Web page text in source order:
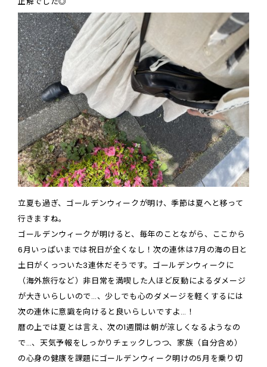
立夏も過ぎ、ゴールデンウィークが明け、季節は夏へと移って
行きますね。
ゴールデンウィークが明けると、毎年のことながら、ここから
6月いっぱいまでは祝日が全くなし！次の連休は7月の海の日と
土日がくっついた3連休だそうです。ゴールデンウィークに
（海外旅行など）非日常を満喫した人ほど反動によるダメージ
が大きいらしいので…、少しでも心のダメージを軽くするには
次の連休に意識を向けると良いらしいですよ…！
暦の上では夏とは言え、次の1週間は朝が涼しくなるようなの
で…、天気予報をしっかりチェックしつつ、家族（自分含め）
の心身の健康を課題にゴールデンウィーク明けの5月を乗り切